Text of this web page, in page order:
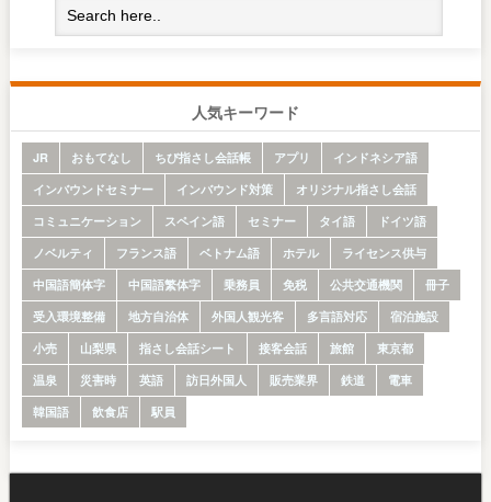
人気キーワード
JR おもてなし ちび指さし会話帳 アプリ
インドネシア語
インバウンドセミナー
インバウンド対策
オリジナル指さし会話
コミュニケーション
スペイン語 セミナー タイ語
ドイツ語
ノベルティ
フランス語 ベトナム語 ホテル
ライセンス供与
中国語簡体字
中国語繁体字 乗務員 免税 公共交通機関
冊子
受入環境整備
地方自治体 外国人観光客 多言語対応
宿泊施設
小売
山梨県 指さし会話シート 接客会話 旅館
東京都
温泉
災害時 英語 訪日外国人 販売業界 鉄道
電車
韓国語
飲食店 駅員